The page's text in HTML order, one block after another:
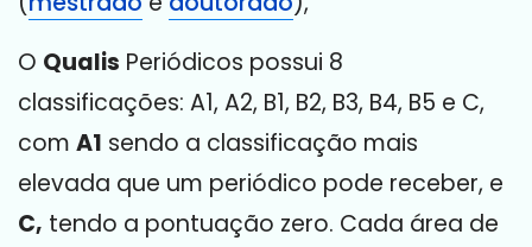
O Qualis Periódicos possui 8
classificações: A1, A2, B1, B2, B3, B4, B5 e C,
com A1 sendo a classificação mais
elevada que um periódico pode receber, e
C, tendo a pontuação zero. Cada área de